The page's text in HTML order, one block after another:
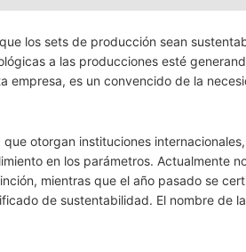
los sets de producción sean
a las producciones esté
empresa, es un convencido de la
otorgan instituciones
en los parámetros. Actualmente
mientras que el año pasado se
de sustentabilidad. El nombre de